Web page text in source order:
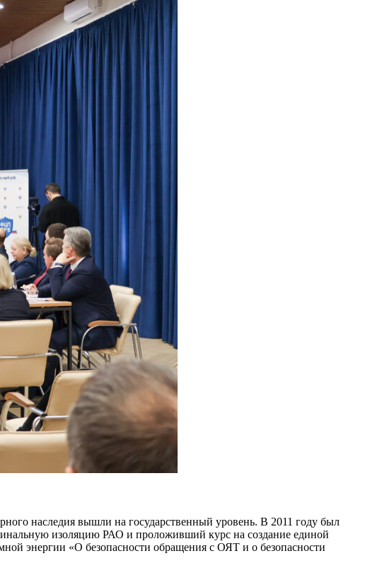
наследия вышли на государственный уровень. В 2011 году был
изоляцию РАО и проложивший курс на создание единой
энергии «О безопасности обращения с ОЯТ и о безопасности